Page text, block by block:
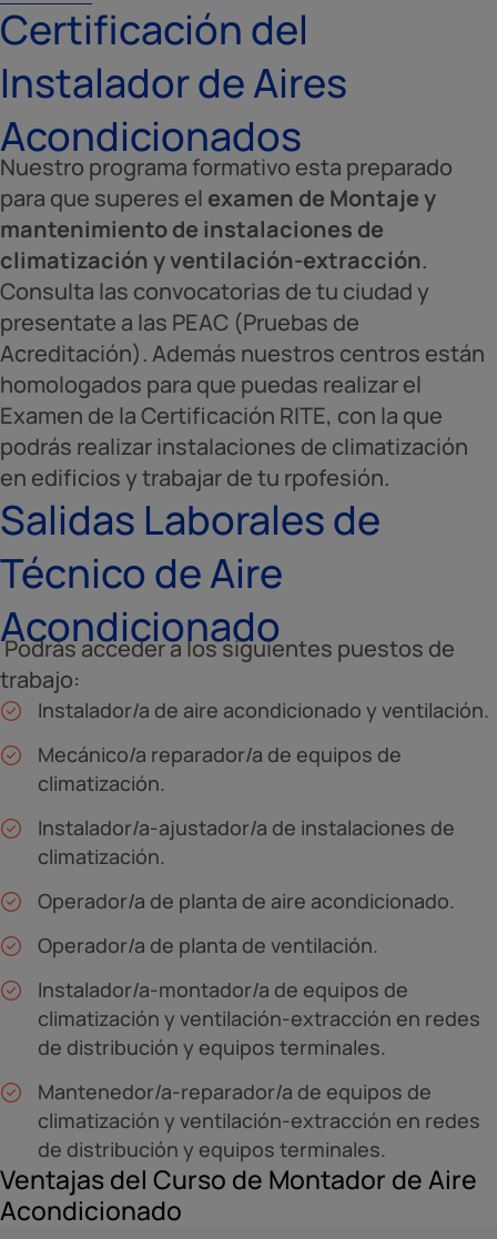
Certificación del
Instalador de Aires
Acondicionados
Nuestro programa formativo esta preparado
para que superes el examen de Montaje y
mantenimiento de instalaciones de
climatización y ventilación-extracción.
Consulta las convocatorias de tu ciudad y
presentate a las PEAC (Pruebas de
Acreditación). Además nuestros centros están
homologados para que puedas realizar el
Examen de la Certificación RITE, con la que
podrás realizar instalaciones de climatización
en edificios y trabajar de tu rpofesión.
Salidas Laborales de
Técnico de Aire
Acondicionado
Podrás acceder a los siguientes puestos de
trabajo:
Instalador/a de aire acondicionado y ventilación.
Mecánico/a reparador/a de equipos de
climatización.
Instalador/a-ajustador/a de instalaciones de
climatización.
Operador/a de planta de aire acondicionado.
Operador/a de planta de ventilación.
Instalador/a-montador/a de equipos de
climatización y ventilación-extracción en redes
de distribución y equipos terminales.
Mantenedor/a-reparador/a de equipos de
climatización y ventilación-extracción en redes
de distribución y equipos terminales.
Ventajas del Curso de Montador de Aire
Acondicionado